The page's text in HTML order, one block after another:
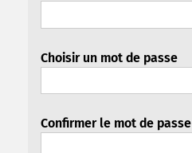
Choisir un mot de passe
Confirmer le mot de passe